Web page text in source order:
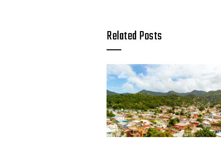
Related Posts